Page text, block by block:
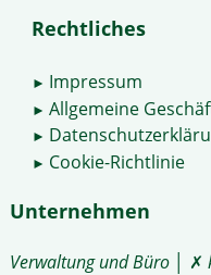
Rechtliches
► Impressum
► Allgemeine
►
► Cookie-Richtlinie
Unternehmen
Verwaltung und Büro│ ✗